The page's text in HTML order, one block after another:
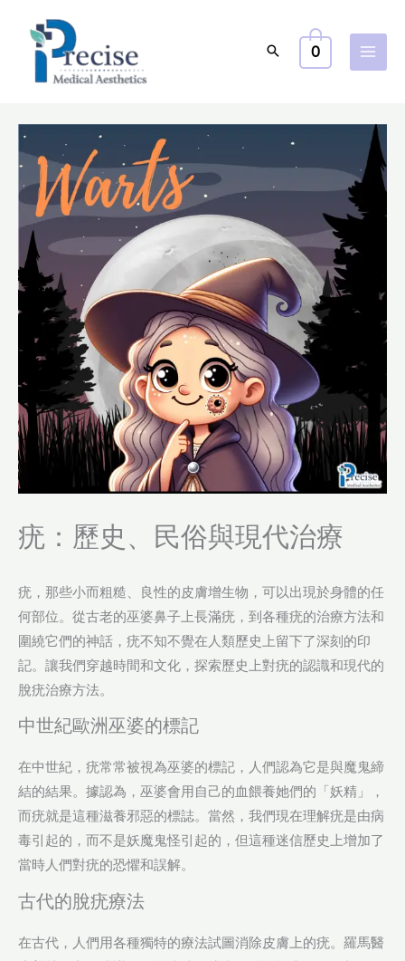
0
疣：歷史、民俗與現代治療
疣，那些小而粗糙、良性的皮膚增生物，可以出現於身體的任
何部位。從古老的巫婆鼻子上長滿疣，到各種疣的治療方法和
圍繞它們的神話，疣不知不覺在人類歷史上留下了深刻的印
記。讓我們穿越時間和文化，探索歷史上對疣的認識和現代的
脫疣治療方法。
中世紀歐洲巫婆的標記
在中世紀，疣常常被視為巫婆的標記，人們認為它是與魔鬼締
結的結果。據認為，巫婆會用自己的血餵養她們的「妖精」，
而疣就是這種滋養邪惡的標誌。當然，我們現在理解疣是由病
毒引起的，而不是妖魔鬼怪引起的，但這種迷信歷史上增加了
當時人們對疣的恐懼和誤解。
古代的脫疣療法
在古代，人們用各種獨特的療法試圖消除皮膚上的疣。羅馬醫